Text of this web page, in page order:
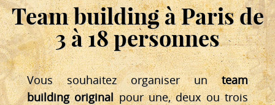
Team building à Paris de
3 à 18 personnes
Vous souhaitez organiser unteam
building originalpour une, deux ou trois